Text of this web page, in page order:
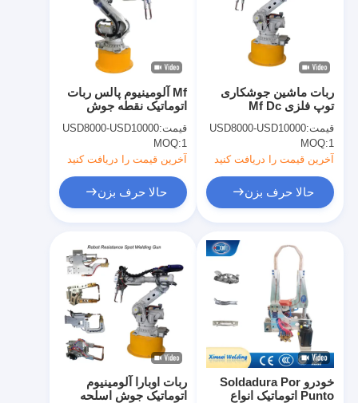
Mf آلومینیوم پالس ربات
اتوماتیک نقطه جوش
KVA
قیمت:USD8000-USD10000
MOQ:1
آخرین قیمت را دریافت کنید
حالا حرف بزن
ربات ماشین جوشکاری
توپ فلزی Mf Dc
قیمت:USD8000-USD10000
MOQ:1
آخرین قیمت را دریافت کنید
حالا حرف بزن
ربات اوبارا آلومینیوم
اتوماتیک جوش اسلحه
خودرو Soldadura Por
Punto اتوماتیک انواع